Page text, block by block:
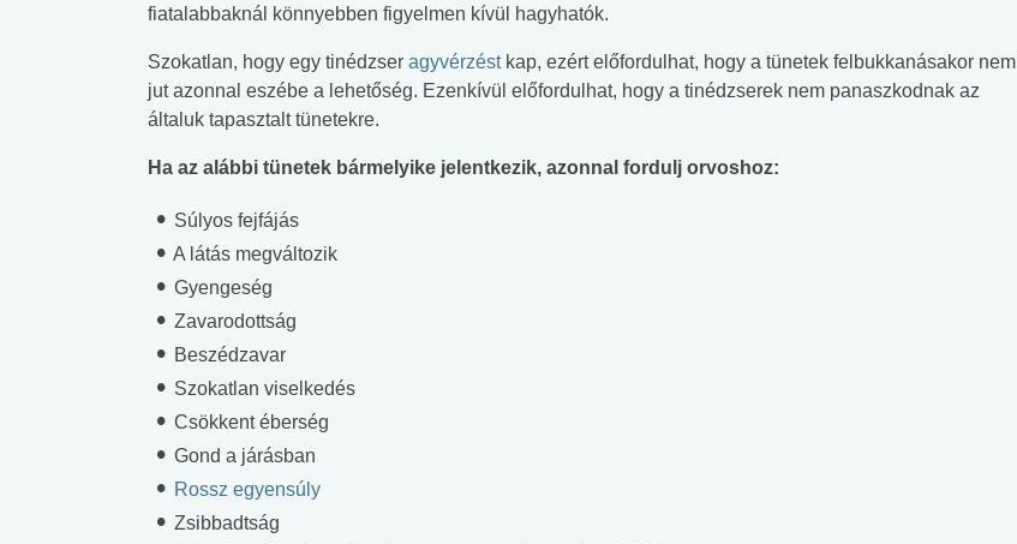
fiatalabbaknál könnyebben figyelmen kívül hagyhatók.
Szokatlan, hogy egy tinédzser agyvérzéstkap, ezért előfordulhat, hogy a tünetek felbukkanásakor nem
jut azonnal eszébe a lehetőség. Ezenkívül előfordulhat, hogy a tinédzserek nem panaszkodnak az
általuk tapasztalt tünetekre.
Ha az alábbi tünetek bármelyike ​​jelentkezik, azonnal fordulj orvoshoz:
Súlyos fejfájás
A látás megváltozik
Gyengeség
Zavarodottság
Beszédzavar
Szokatlan viselkedés
Csökkent éberség
Gond a járásban
Rossz egyensúly
Zsibbadtság